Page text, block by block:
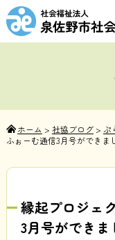
ホーム > 社協ブログ> ぷ
ふぉーむ通信3月号ができま
縁起プロジェ
3月号ができま